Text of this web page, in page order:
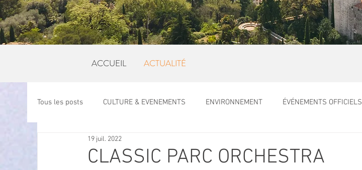
ACCUEIL ACTUALITÉ
Tous les posts CULTURE & EVENEMENTS ENVIRONNEMENT ÉVÉNEMENTS OFFICIELS
OFFRES D'EMPLOI
CLASSIC PARC ORCHESTRA
19 juil. 2022